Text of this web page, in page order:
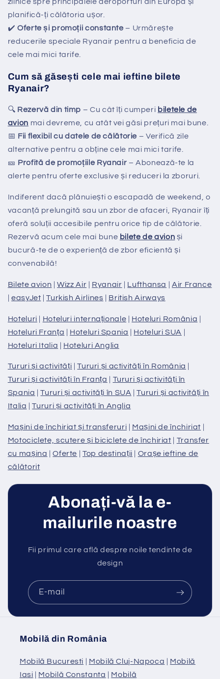
planifică-ți călătoria ușor.
✔️Oferte și promoții constante – Urmărește
reducerile speciale Ryanair pentru a beneficia de
cele mai mici tarife.
Cum să găsești cele mai ieftine bilete
Ryanair?
🔍 Rezervă din timp – Cu cât îți cumperi biletele de
avion mai devreme, cu atât vei găsi prețuri mai bune.
📅 Fii flexibil cu datele de călătorie – Verifică zile
alternative pentru a obține cele mai mici tarife.
🎫 Profită de promoțiile Ryanair – Abonează-te la
alerte pentru oferte exclusive și reduceri la zboruri.
Indiferent dacă plănuiești o escapadă de weekend, o
vacanță prelungită sau un zbor de afaceri, Ryanair îți
oferă soluții accesibile pentru orice tip de călătorie.
Rezervă acum cele mai bune bilete de avion și
bucură-te de o experiență de zbor eficientă și
convenabilă!
Bilete avion |Wizz Air Ryanair Lufthansa |Air France
|easyJet |Turkish Airlines British Airways
Hoteluri | Hoteluri internaționale | Hoteluri România |
Hoteluri Franța | Hoteluri Spania | Hoteluri SUA |
Hoteluri Italia | Hoteluri Anglia
Tururi și activități |Tururi și activități în România
Tururi și activități în Franța
Tururi și activități în
Spania |Tururi și activități în SUA |Tururi și activități în
Italia |Tururi și activități în Anglia
Mașini de închiriat și transferuri Mașini de închiriat
Motociclete, scutere și biciclete de închiriat
Transfer
cu mașina |Oferte Top destinații
Orașe ieftine de
călătorit
Abonați-vă la e-
mailurile noastre
Fii primul care află despre noile tendinte de
design
E-mail
Mobilă din România
Mobilă Bucuresti | Mobilă Cluj-Napoca | Mobilă
Iasi | Mobilă Constanta | Mobilă